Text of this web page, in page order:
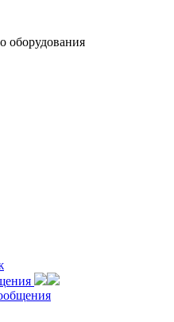
оборудования